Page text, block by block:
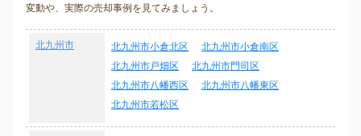
変動や、実際の売却事例を見てみましょう。
北九州市 北九州市小倉北区
北九州市小倉南区
北九州市戸畑区
北九州市門司区
北九州市八幡西区
北九州市八幡東区
北九州市若松区